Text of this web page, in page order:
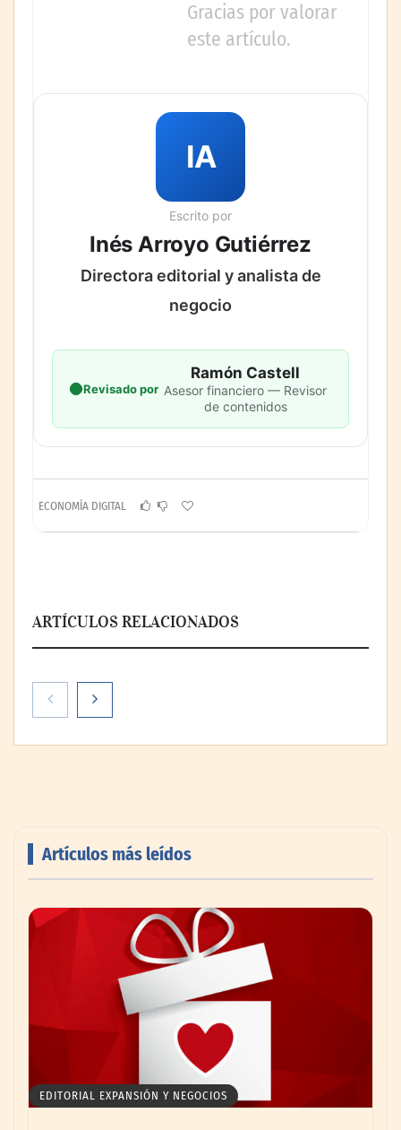
Gracias por valorar
este artículo.
IA
Escrito por
Inés Arroyo Gutiérrez
Directora editorial y analista de
negocio
Revisado por
Ramón Castell
Asesor financiero — Revisor
de contenidos
ECONOMÍA DIGITAL
ARTÍCULOS RELACIONADOS
impulsando la colaboración en el sector
Artículos más leídos
EDITORIAL EXPANSIÓN Y NEGOCIOS